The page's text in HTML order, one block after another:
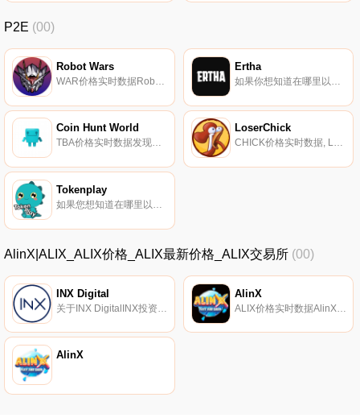
P2E (00)
Robot Wars Ertha
Coin Hunt World
TBA价格实时数据发现隐藏的宝藏。找到钥匙,解锁金库,赚取加密货币。Coin Hunt World是一款地理定位游戏,目的是探索你周围的世界,寻找隐藏的加密货币.
LoserChick
CHICK价格实时数据, LoserChick是一款3D“爪鹤”在线游戏,由表情符号DAO创建,集成了易于使用、高度可玩和久经验证的功能；爪式起重机”；游戏模型,基于GameFi的金融属性,如流动性挖掘、NFT注挖掘、资产交易等一些功能.
Tokenplay
如果您想知道在哪里以当前价格购买Tokenplay,目前交易｛TOPnname｝股票的顶级加密货币交易所是QuickSwap。您可以在我们的加密货币交易所页面上找到其他列表。Tokenplay是在币安智能链和Polygon上开发的NFT和游戏平台。我们的愿景是成为区块链行业最大游戏的中心.
AlinX|ALIX_ALIX价格_ALIX最新价格_ALIX交易所 (00)
INX Digital AlinX
AlinX